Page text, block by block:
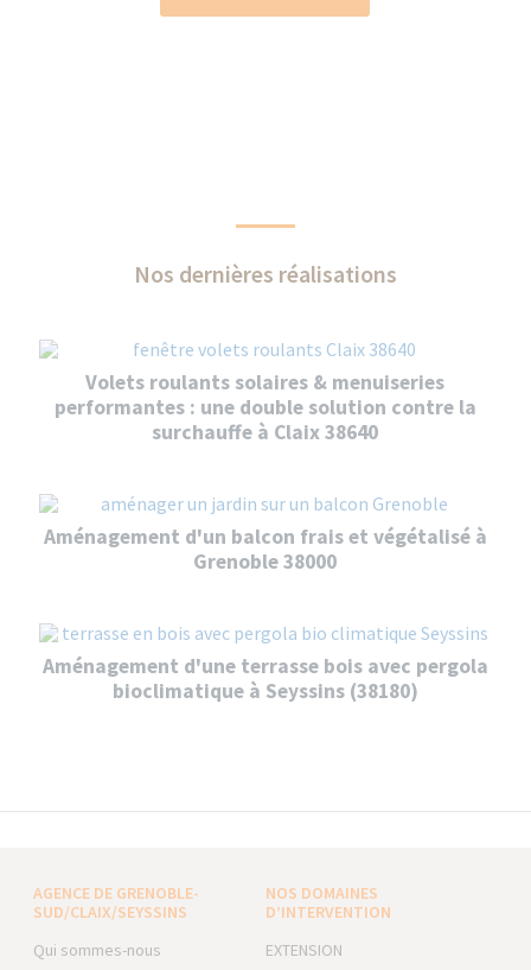
Nos dernières réalisations
Volets roulants solaires & menuiseries
performantes : une double solution contre la
surchauffe à Claix 38640
Aménagement d'un balcon frais et végétalisé à
Grenoble 38000
Aménagement d'une terrasse bois avec pergola
bioclimatique à Seyssins (38180)
AGENCE DE GRENOBLE-
SUD/CLAIX/SEYSSINS
Qui sommes-nous
NOS DOMAINES
D’INTERVENTION
EXTENSION